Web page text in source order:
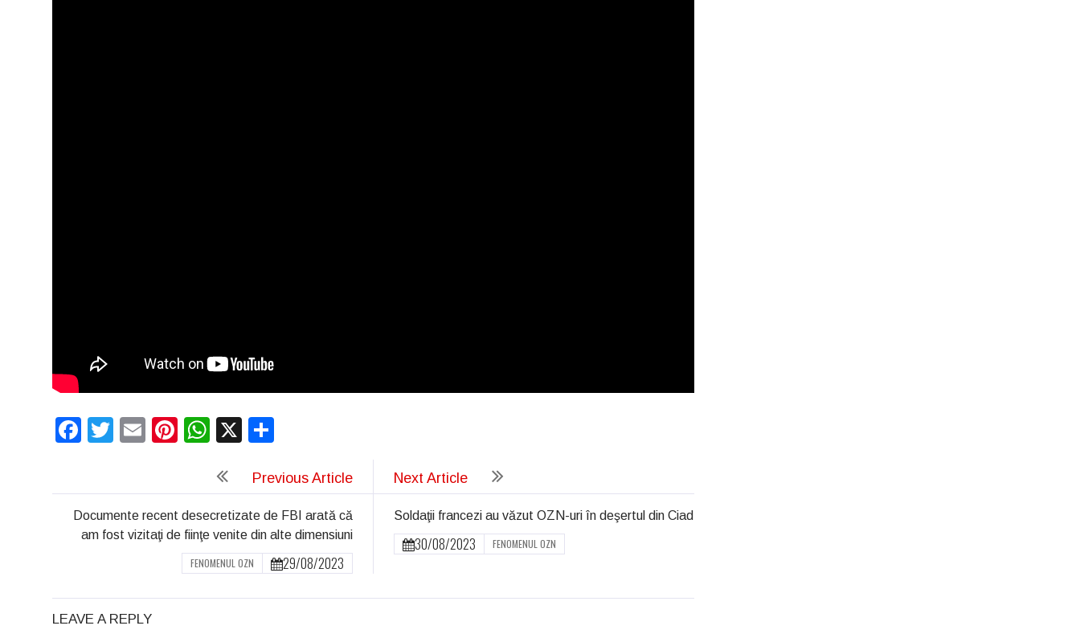
Facebook
Twitter
EmailPinterest
WhatsApp
X
Previous Article
Documente recent desecretizate de FBI arată că
am fost vizitaţi de fiinţe venite din alte dimensiuni
29/08/2023
FENOMENUL OZN
Next Article
Soldaţii francezi au văzut OZN-uri în deşertul din Ciad
30/08/2023 FENOMENUL OZN
LEAVE A REPLY